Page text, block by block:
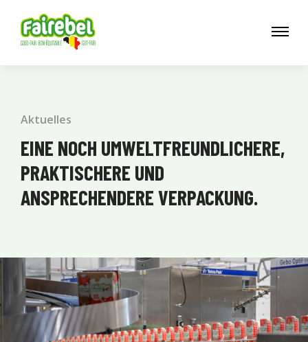
Aktuelles
EINE NOCH UMWELTFREUNDLICHERE,
PRAKTISCHERE UND
ANSPRECHENDERE VERPACKUNG.